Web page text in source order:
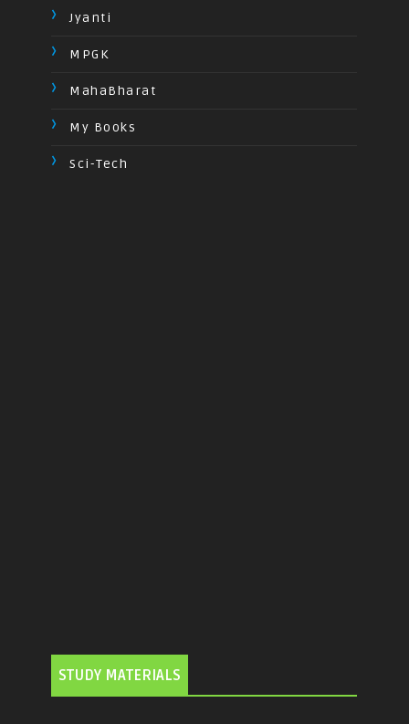
Jyanti
MPGK
MahaBharat
My Books
Sci-Tech
STUDY MATERIALS